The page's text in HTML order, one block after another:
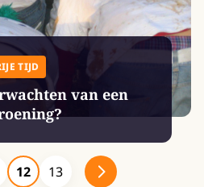
TIJD
van een
12 13